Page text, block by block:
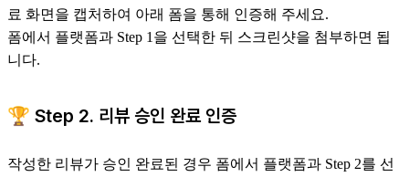
료 화면을 캡처하여 아래 폼을 통해 인증해 주세요.
폼에서 플랫폼과 Step 1을 선택한 뒤 스크린샷을 첨부하면 됩
니다.
🏆 Step 2. 리뷰 승인 완료 인증
작성한 리뷰가 승인 완료된 경우 폼에서 플랫폼과 Step 2를 선